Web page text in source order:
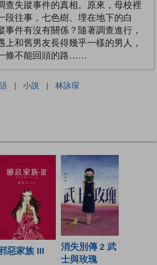
查失蹤事件的真相。原來，母校裡
段往事，七色樹、埋在地下的白
事件有沒有關係？隨著調查進行，
上和舊男友長得幾乎一樣的男人，
條不能回頭的路……
| 小說 | 林詠琛
惡家族 III
消失別傳 2 武
士與玫瑰